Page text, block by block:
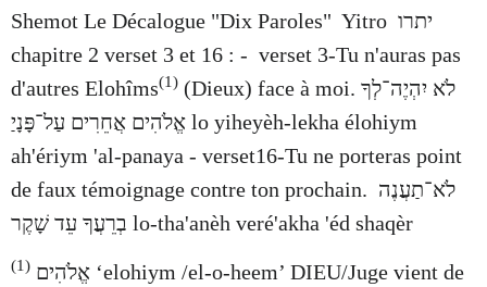
Shemot Le Décalogue "Dix Paroles" Yitro יתרו
chapitre 2 verset 3 et 16 : - verset 3-Tu n'auras pas
d'autres Elohîms(1) (Dieux) face à moi. לֹא יִהְיֶה־לְךָ
אֱלֹהִים אֲחֵרִים עַל־פָּנָיַ lo yiheyèh-lekha élohiym
ah'ériym 'al-panaya - verset16-Tu ne porteras point
de faux témoignage contre ton prochain. לֹא־תַעֲנֶה
בְרֵעֲךָ עֵד שָׁקֶר lo-tha'anèh veré'akha 'éd shaqèr
(1) אֱלֹהִים ‘elohiym /el-o-heem’ DIEU/Juge vient de